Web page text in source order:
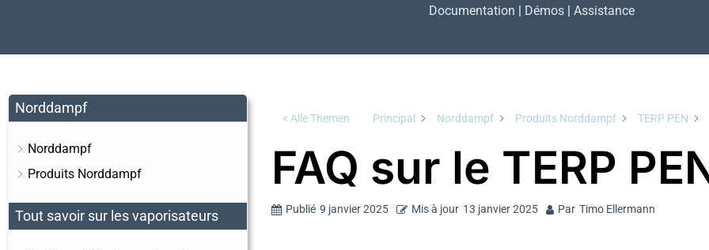
Documentation | Démos | Assistance
Norddampf
Norddampf
Produits Norddampf
Tout savoir sur les vaporisateurs
< Alle Themen Principal Norddampf Produits Norddampf TERP PEN
FAQ sur le TERP
Publié 9 janvier 2025 Mis à jour 13 janvier 2025 Par Timo Ellermann